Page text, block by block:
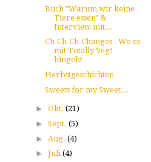
Buch "Warum wir keine
Tiere essen" &
Interview mit...
Ch-Ch-Ch-Changes - Wo es
mit Totally Veg!
hingeht
Herbstgeschichten
Sweets for my Sweet...
► Okt. (21)
► Sept. (5)
► Aug. (4)
► Juli(4)